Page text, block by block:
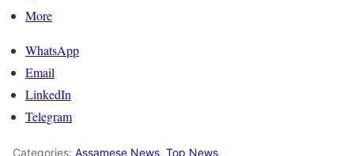
More
WhatsApp
Email
LinkedIn
Telegram
Categories: Assamese News, Top News